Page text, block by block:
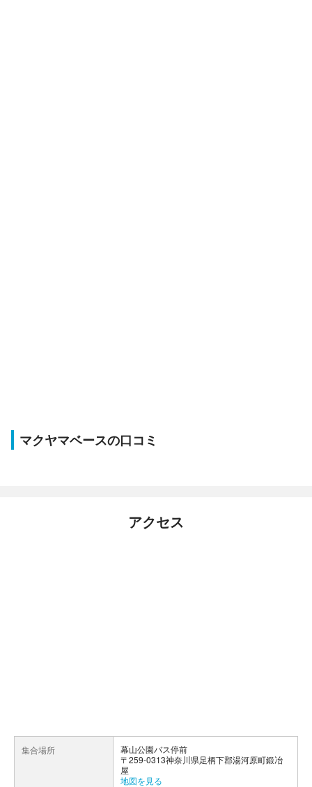
マクヤマベースの口コミ
アクセス
集合場所
幕山公園バス停前
〒259-0313神奈川県足柄下郡湯河原町鍛冶
屋
地図を見る